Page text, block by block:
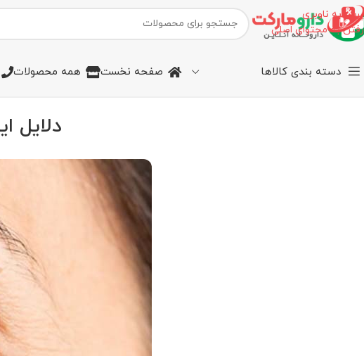
پرش به ناوبری
رفتن به محتوای اصلی
دسته بندی کالاها صفحه نخست همه محصولات
دلایل